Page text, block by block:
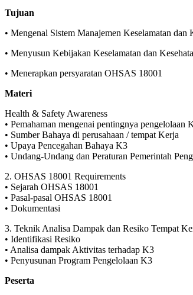
Tujuan
• Mengenal Sistem Manajemen Keselamatan
• Menyusun Kebijakan Keselamatan dan
• Menerapkan persyaratan OHSAS 18001
Materi
Health & Safety Awareness
• Pemahaman mengenai pentingnya pengelolaan
• Sumber Bahaya di perusahaan / tempat Kerja
• Upaya Pencegahan Bahaya K3
• Undang-Undang dan Peraturan Pemerintah
2. OHSAS 18001 Requirements
• Sejarah OHSAS 18001
• Pasal-pasal OHSAS 18001
• Dokumentasi
3. Teknik Analisa Dampak dan Resiko Tempat
• Identifikasi Resiko
• Analisa dampak Aktivitas terhadap K3
• Penyusunan Program Pengelolaan K3
Peserta